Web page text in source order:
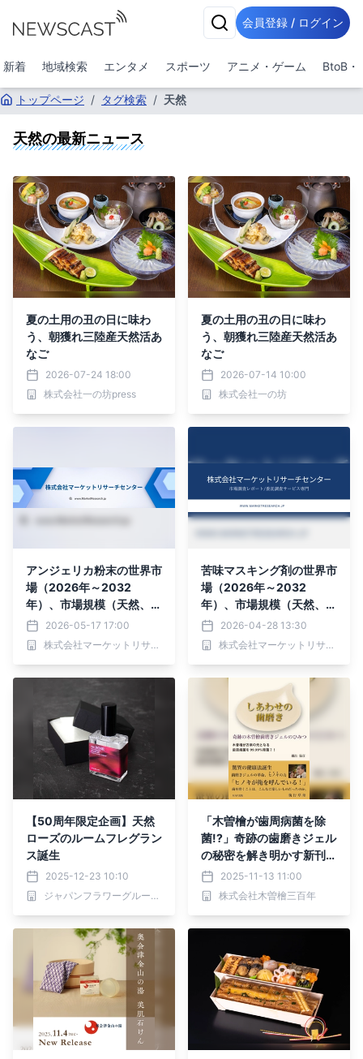
会員登録 / ログイン
新着 地域検索 エンタメ スポーツ アニメ・ゲーム BtoB・
トップページ / タグ検索 / 天然
天然の最新ニュース
夏の土用の丑の日に味わ
う、朝獲れ三陸産天然活あ
なご
2026-07-24 18:00
株式会社一の坊press
夏の土用の丑の日に味わ
う、朝獲れ三陸産天然活あ
なご
2026-07-14 10:00
株式会社一の坊
アンジェリカ粉末の世界市
場（2026年～2032
年）、市場規模（天然、合
成）・分析レポートを発表
2026-05-17 17:00
株式会社マーケットリサーチセンター
苦味マスキング剤の世界市
場（2026年～2032
年）、市場規模（天然、合
成）・分析レポートを発表
2026-04-28 13:30
株式会社マーケットリサーチセンター
【50周年限定企画】天然
ローズのルームフレグラン
ス誕生
2025-12-23 10:10
ジャパンフラワーグループ株式会社
「木曽檜が歯周病菌を除
菌!?」奇跡の歯磨きジェル
の秘密を解き明かす新刊
『しあわせの歯磨き』登場
2025-11-13 11:00
株式会社木曽檜三百年